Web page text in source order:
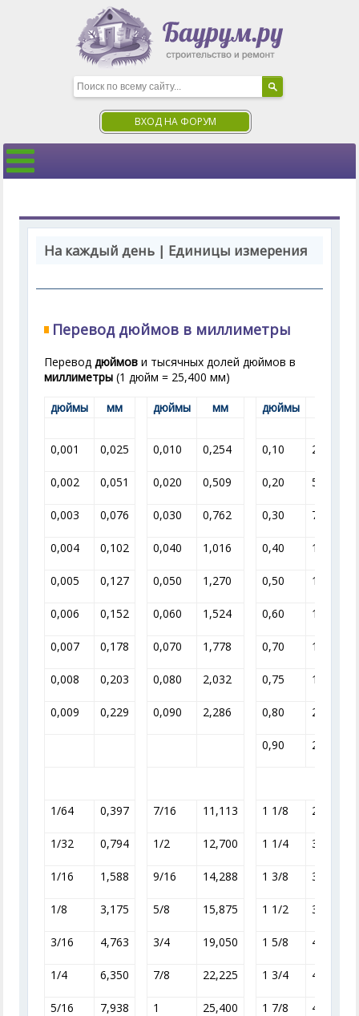
ВХОД НА ФОРУМ
На каждый день | Единицы измерения
Перевод дюймов в миллиметры
Переводдюймов и тысячных долей дюймов в
миллиметры (1 дюйм = 25,400 мм)
дюймы
мм дюймы мм дюймы
0,001 0,025 0,010 0,254 0,10 2,540
0,002 0,051 0,020 0,509 0,20 5,08
0,003 0,076 0,030 0,762 0,30 7,62
0,004 0,102 0,040 1,016 0,40 10,16
0,005 0,127 0,050 1,270 0,50 12,7
0,006 0,152 0,060 1,524 0,60 15,24
0,007 0,178 0,070 1,778 0,70 17,780
0,008 0,203 0,080 2,032 0,75 19,050
0,009 0,229 0,090 2,286 0,80 20,320
0,90 22,860
1/64 0,397 7/16 11,113 1 1/8 28,575
1/32 0,794 1/2 12,700 1 1/4 31,750
1/16 1,588 9/16 14,288 1 3/8 34,925
1/8 3,175 5/8 15,875 1 1/2 38,100
3/16 4,763 3/4 19,050 1 5/8 41,275
1/4 6,350 7/8 22,225 1 3/4 44,450
5/16 7,938 1 25,400 1 7/8 47,625